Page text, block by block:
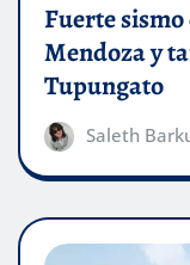
Fuerte
Mendoza y
Tupungato
Saleth